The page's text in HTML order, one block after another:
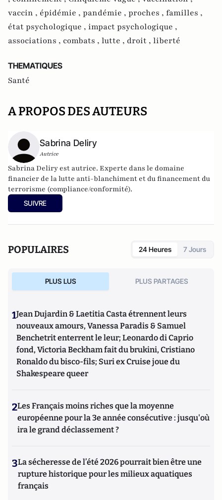
vaccin , épidémie , pandémie , proches , familles ,
état psychologique , impact psychologique ,
associations , combats , lutte , droit , liberté
THEMATIQUES
Santé
A PROPOS DES AUTEURS
Sabrina Deliry
Autrice
Sabrina Deliry est autrice. Experte dans le domaine
financier de la lutte anti-blanchiment et du financement du
terrorisme (compliance/conformité).
SUIVRE
POPULAIRES 24 Heures 7 Jours
PLUS LUS PLUS PARTAGES
1Jean Dujardin & Laetitia Casta étrennent leurs
nouveaux amours, Vanessa Paradis & Samuel
Benchetrit enterrent le leur; Leonardo di Caprio
fond, Victoria Beckham fait du brukini, Cristiano
Ronaldo du bisco-fils; Suri ex Cruise joue du
Shakespeare queer
2Les Français moins riches que la moyenne
européenne pour la 3e année consécutive : jusqu'où
ira le grand déclassement ?
3La sécheresse de l’été 2026 pourrait bien être une
rupture historique pour les milieux aquatiques
français